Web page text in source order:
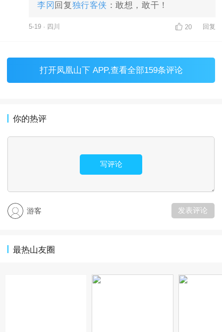
李冈 回复独行客侠 ：敢想，敢干！
5-19 · 四川 20 回复
打开凤凰山下 APP,查看全部159条评论
你的热评
写评论
游客 发表评论
最热山友圈